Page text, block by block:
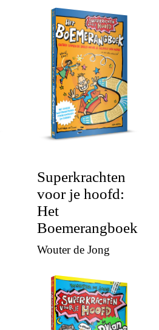
Superkrachten
voor je hoofd:
Het
Boemerangboek
Wouter de Jong